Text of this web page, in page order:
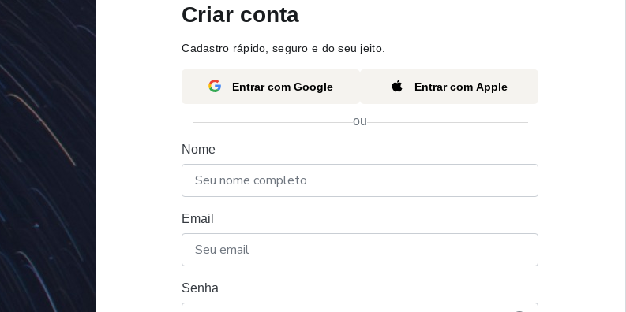
Criar conta
Cadastro rápido, seguro e do seu jeito.
Entrar com Google Entrar com Apple
ou
Nome
Email
Senha